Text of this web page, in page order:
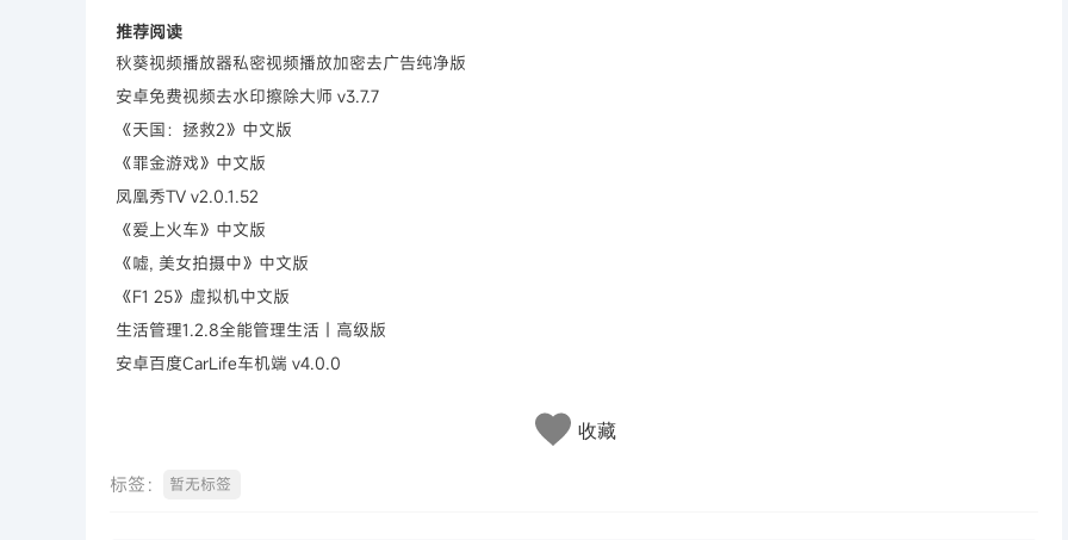
推荐阅读
秋葵视频播放器私密视频播放加密去广告纯净版
安卓免费视频去水印擦除大师 v3.7.7
《天国：拯救2》中文版
《罪金游戏》中文版
凤凰秀TV v2.0.1.52
《爱上火车》中文版
《嘘, 美女拍摄中》中文版
《F1 25》虚拟机中文版
生活管理1.2.8全能管理生活｜高级版
安卓百度CarLife车机端 v4.0.0
收藏
标签： 暂无标签